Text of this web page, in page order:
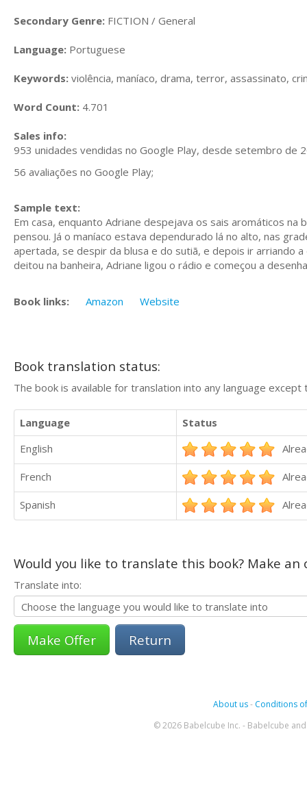
Secondary Genre: FICTION / General
Language: Portuguese
Keywords: violência, maníaco, drama, terror, assassinato,
Word Count: 4.701
Sales info:
953 unidades vendidas no Google Play, desde setembro de
56 avaliações no Google Play;
Sample text:
Em casa, enquanto Adriane despejava os sais aromáticos na
pensou. Já o maníaco estava dependurado lá no alto, nas
apertada, se despir da blusa e do sutiã, e depois ir arriando
deitou na banheira, Adriane ligou o rádio e começou a
Book links: Amazon Website
Book translation status:
The book is available for translation into any language
Language
Status
English
French
Spanish
Would you like to translate this book? Make
Translate into:
Return
About us- Conditions
© 2026 Babelcube Inc. - Babelcube